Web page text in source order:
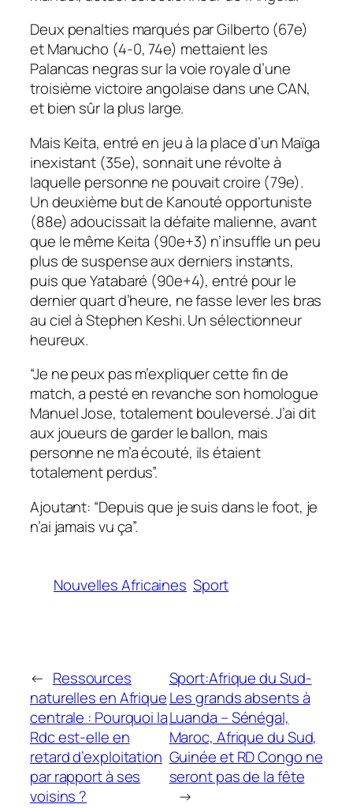
Deux penalties marqués par Gilberto (67e)
et Manucho (4-0, 74e) mettaient les
Palancas negras sur la voie royale d’une
troisième victoire angolaise dans une CAN,
et bien sûr la plus large.
Mais Keita, entré en jeu à la place d’un Maïga
inexistant (35e), sonnait une révolte à
laquelle personne ne pouvait croire (79e).
Un deuxième but de Kanouté opportuniste
(88e) adoucissait la défaite malienne, avant
que le même Keita (90e+3) n’insuffle un peu
plus de suspense aux derniers instants,
puis que Yatabaré (90e+4), entré pour le
dernier quart d’heure, ne fasse lever les bras
au ciel à Stephen Keshi. Un sélectionneur
heureux.
“Je ne peux pas m’expliquer cette fin de
match, a pesté en revanche son homologue
Manuel Jose, totalement bouleversé. J’ai dit
aux joueurs de garder le ballon, mais
personne ne m’a écouté, ils étaient
totalement perdus”.
Ajoutant: “Depuis que je suis dans le foot, je
n’ai jamais vu ça”.
Nouvelles Africaines Sport
← Ressources
naturelles en Afrique
centrale : Pourquoi la
Rdc est-elle en
retard d’exploitation
par rapport à ses
voisins ?
Sport:Afrique du Sud-
Les grands absents à
Luanda – Sénégal,
Maroc, Afrique du Sud,
Guinée et RD Congo ne
seront pas de la fête
→